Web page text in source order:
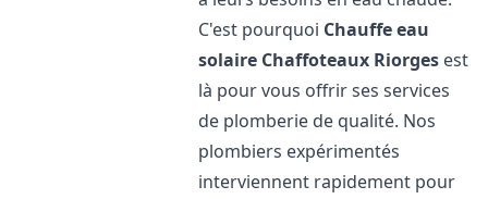
C'est pourquoi Chauffe eau
solaire Chaffoteaux Riorges est
là pour vous offrir ses services
de plomberie de qualité. Nos
plombiers expérimentés
interviennent rapidement pour